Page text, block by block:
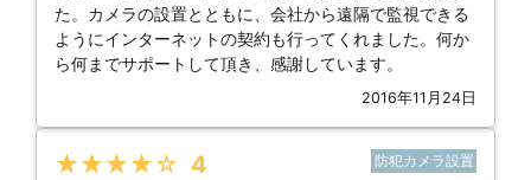
た。カメラの設置とともに、会社から遠隔で監視できる
ようにインターネットの契約も行ってくれました。何か
ら何までサポートして頂き、感謝しています。
2016年11月24日
★★★★★ 4 防犯カメラ設置